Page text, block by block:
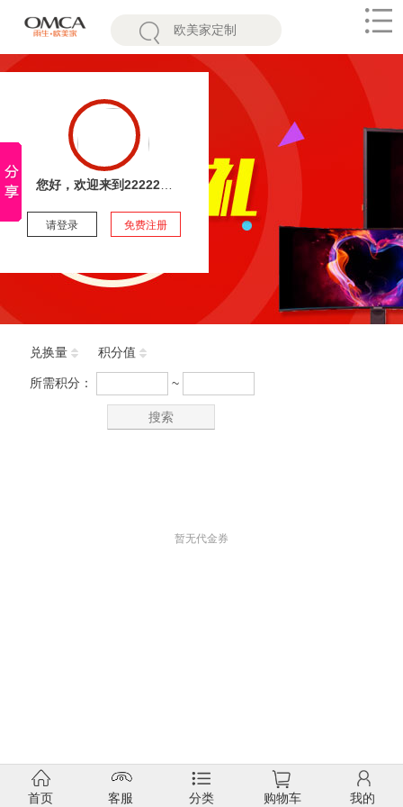
欧
家
请登录 免费注册
兑换量 积分值
所需积分： ~
搜索
暂无代金券
首页 客服 分类 购物车 我的